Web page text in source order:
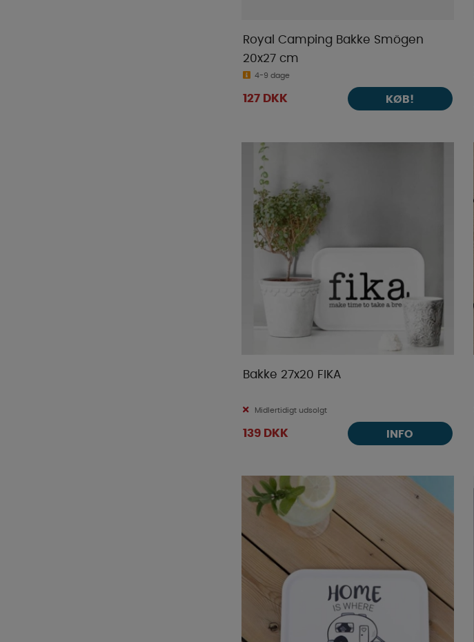
Royal Camping Bakke Smögen
20x27 cm
4-9 dage
127 DKK KØB!
Bakke 27x20 FIKA
Midlertidigt udsolgt
139 DKK INFO